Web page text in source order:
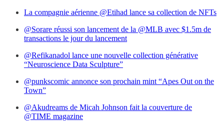
La compagnie aérienne @Etihad lance sa collection de NFTs
@Sorare réussi son lancement de la @MLB avec $1.5m de
transactions le jour du lancement
@Refikanadol lance une nouvelle collection générative
“Neuroscience Data Sculpture”
@punkscomic annonce son prochain mint “Apes Out on the
Town”
@Akudreams de Micah Johnson fait la couverture de
@TIME magazine